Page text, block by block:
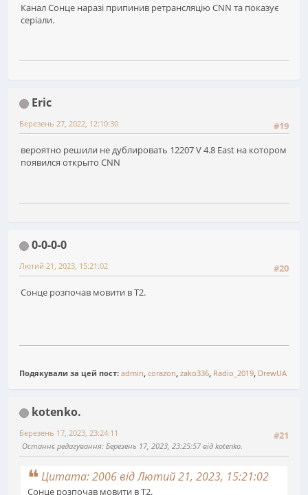
Канал Сонце наразі припинив ретрансляцію CNN та показує
серіали.
Eric
#19
Березень 27, 2022, 12:10:30
вероятно решили не дублировать 12207 V 4.8 East на котором
появился открыто CNN
0-0-0-0
#20
Лютий 21, 2023, 15:21:02
Сонце розпочав мовити в Т2.
Подякували за цей пост: admin, corazon, zako336, Radio_2019, DrewUA
kotenko.
#21
Березень 17, 2023, 23:24:11
Останнє редагування: Березень 17, 2023, 23:25:57 від kotenko.
Цитата: 2006 від Лютий 21, 2023, 15:21:02
Сонце розпочав мовити в Т2.